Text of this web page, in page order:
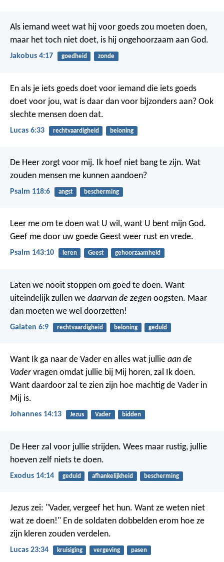
Als iemand weet wat hij voor goeds zou moeten doen,
maar het toch niet doet, is hij ongehoorzaam aan God.
Jakobus 4:17 goedheid zonde
En als je iets goeds doet voor iemand die iets goeds
doet voor jou, wat is daar dan voor bijzonders aan? Ook
slechte mensen doen dat.
Lucas 6:33 rechtvaardigheid beloning
De Heer zorgt voor mij. Ik hoef niet bang te zijn. Wat
zouden mensen me kunnen aandoen?
Psalm 118:6 angst bescherming
Leer me om te doen wat U wil, want U bent mijn God.
Geef me door uw goede Geest weer rust en vrede.
Psalm 143:10 leren Geest gehoorzaamheid
Laten we nooit stoppen om goed te doen. Want
uiteindelijk zullen we daarvan de zegen oogsten. Maar
dan moeten we wel doorzetten!
Galaten 6:9 rechtvaardigheid beloning geduld
Want Ik ga naar de Vader en alles wat jullie aan de
Vadervragen omdat jullie bij Mij horen, zal Ik doen.
Want daardoor zal te zien zijn hoe machtig de Vader in
Mij is.
Johannes 14:13 Jezus Vader bidden
De Heer zal voor jullie strijden. Wees maar rustig, jullie
hoeven zelf niets te doen.
Exodus 14:14 geduld afhankelijkheid bescherming
Jezus zei: "Vader, vergeef het hun. Want ze weten niet
wat ze doen!" En de soldaten dobbelden erom hoe ze
zijn kleren zouden verdelen.
Lucas 23:34 kruisiging vergeving pasen